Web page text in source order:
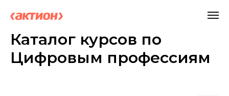
Каталог курсов по
Цифровым профессиям